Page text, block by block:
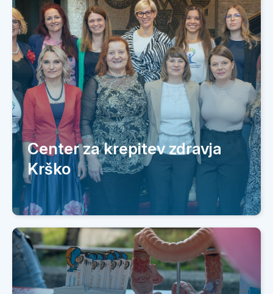
Center za krepitev zdravja
Krško